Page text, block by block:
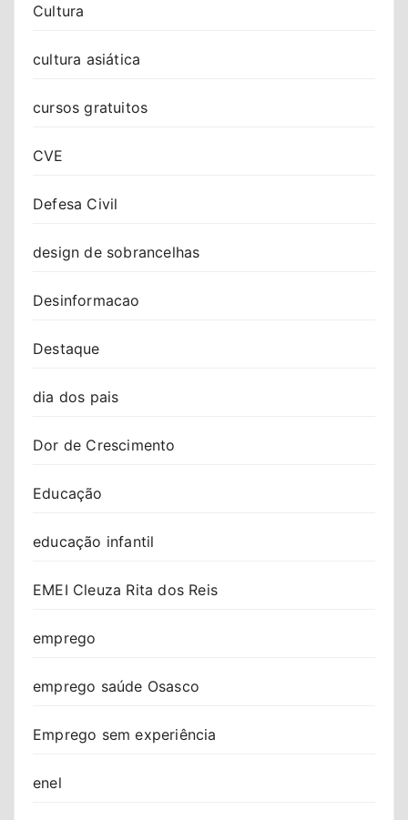
Cultura
cultura asiática
cursos gratuitos
CVE
Defesa Civil
design de sobrancelhas
Desinformacao
Destaque
dia dos pais
Dor de Crescimento
Educação
educação infantil
EMEI Cleuza Rita dos Reis
emprego
emprego saúde Osasco
Emprego sem experiência
enel